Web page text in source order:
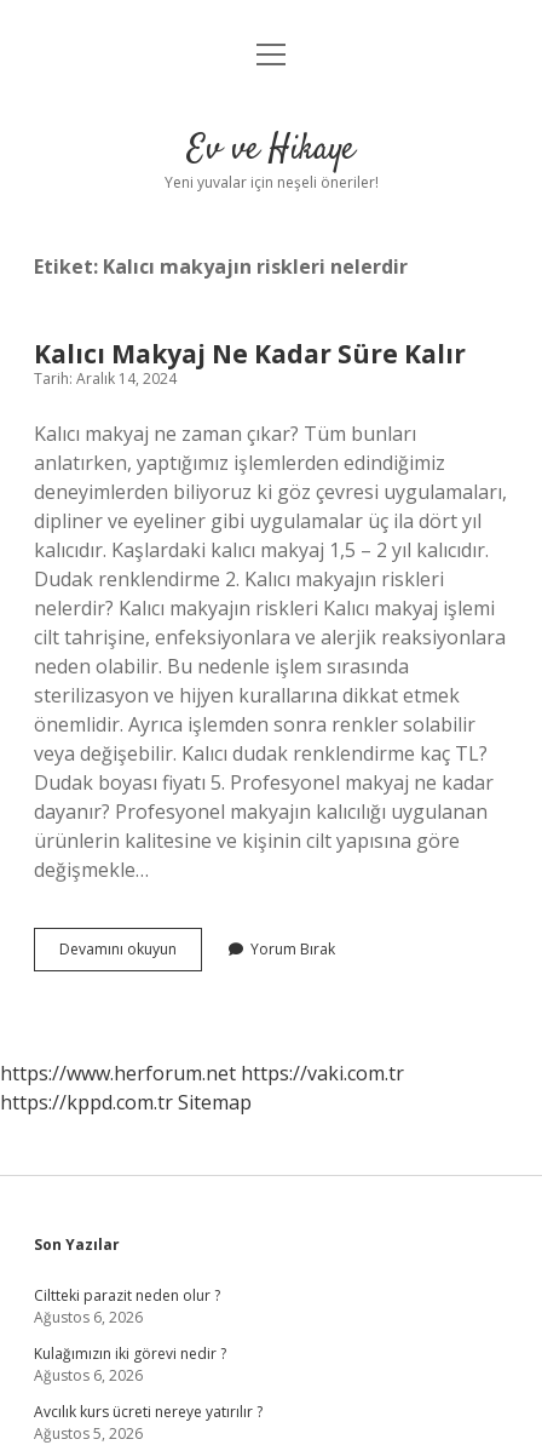
Anasayfa
Yasal Uyarı
menüyü
Ev ve Hikaye
Yeni yuvalar için neşeli öneriler!
Etiket: Kalıcı makyajın riskleri nelerdir
Kalıcı Makyaj Ne Kadar Süre Kalır
Tarih: Aralık 14, 2024
Kalıcı makyaj ne zaman çıkar? Tüm bunları
anlatırken, yaptığımız işlemlerden edindiğimiz
deneyimlerden biliyoruz ki göz çevresi uygulamaları,
dipliner ve eyeliner gibi uygulamalar üç ila dört yıl
kalıcıdır. Kaşlardaki kalıcı makyaj 1,5 – 2 yıl kalıcıdır.
Dudak renklendirme 2. Kalıcı makyajın riskleri
nelerdir? Kalıcı makyajın riskleri Kalıcı makyaj işlemi
cilt tahrişine, enfeksiyonlara ve alerjik reaksiyonlara
neden olabilir. Bu nedenle işlem sırasında
sterilizasyon ve hijyen kurallarına dikkat etmek
önemlidir. Ayrıca işlemden sonra renkler solabilir
veya değişebilir. Kalıcı dudak renklendirme kaç TL?
Dudak boyası fiyatı 5. Profesyonel makyaj ne kadar
dayanır? Profesyonel makyajın kalıcılığı uygulanan
ürünlerin kalitesine ve kişinin cilt yapısına göre
değişmekle…
Devamını okuyun
Makyaj
Yorum Bırak
https://www.herforum.net https://vaki.com.tr
https://kppd.com.trSitemap
Sidebar
Son Yazılar
Ciltteki parazit neden olur ?
Ağustos 6, 2026
Kulağımızın iki görevi nedir ?
Ağustos 6, 2026
Avcılık kurs ücreti nereye yatırılır ?
Ağustos 5, 2026